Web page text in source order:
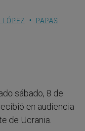
LÓPEZ PAPAS
sábado, 8 de
en audiencia
de Ucrania.